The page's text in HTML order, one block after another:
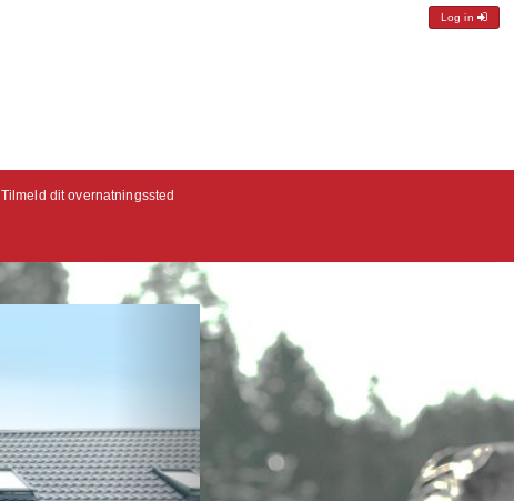
Log in
Tilmeld dit overnatningssted